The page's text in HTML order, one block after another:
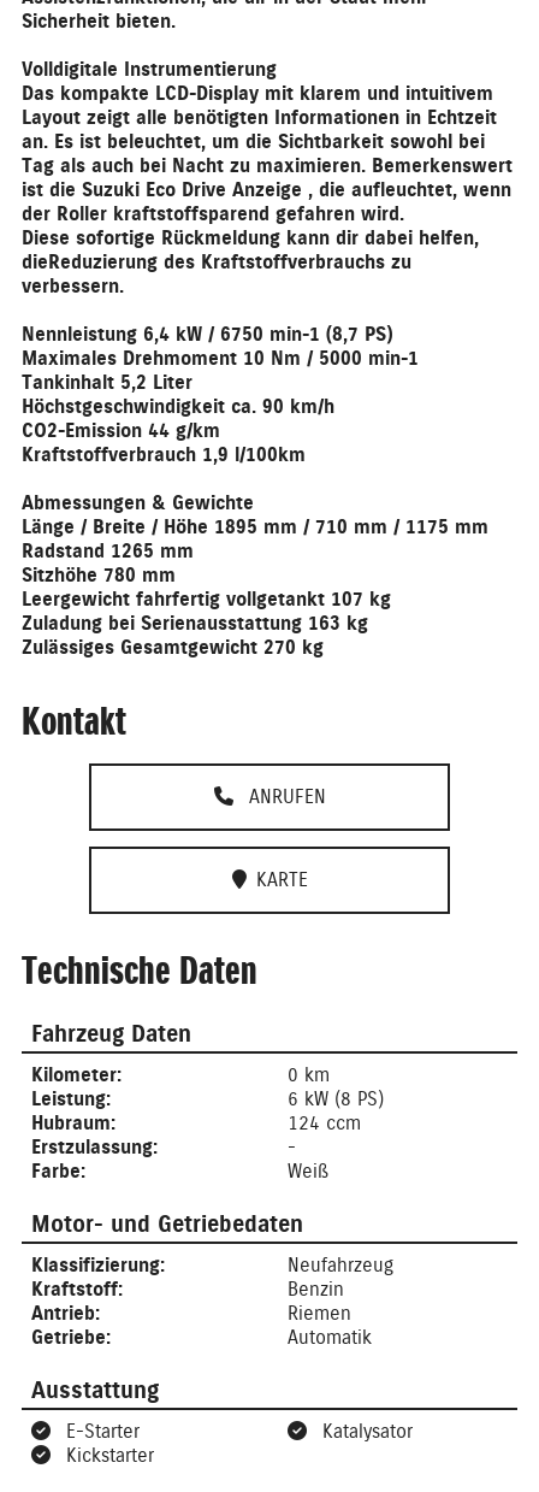
Sicherheit bieten.
Volldigitale Instrumentierung
Das kompakte LCD-Display mit klarem und intuitivem
Layout zeigt alle benötigten Informationen in Echtzeit
an. Es ist beleuchtet, um die Sichtbarkeit sowohl bei
Tag als auch bei Nacht zu maximieren. Bemerkenswert
ist die Suzuki Eco Drive Anzeige , die aufleuchtet, wenn
der Roller kraftstoffsparend gefahren wird.
Diese sofortige Rückmeldung kann dir dabei helfen,
dieReduzierung des Kraftstoffverbrauchs zu
verbessern.
Nennleistung 6,4 kW / 6750 min-1 (8,7 PS)
Maximales Drehmoment 10 Nm / 5000 min-1
Tankinhalt 5,2 Liter
Höchstgeschwindigkeit ca. 90 km/h
CO2-Emission 44 g/km
Kraftstoffverbrauch 1,9 l/100km
Abmessungen & Gewichte
Länge / Breite / Höhe 1895 mm / 710 mm / 1175 mm
Radstand 1265 mm
Sitzhöhe 780 mm
Leergewicht fahrfertig vollgetankt 107 kg
Zuladung bei Serienausstattung 163 kg
Zulässiges Gesamtgewicht 270 kg
Kontakt
ANRUFEN
KARTE
Technische Daten
Fahrzeug Daten
Kilometer:
0 km
Leistung:
6 kW (8 PS)
Hubraum:
124 ccm
Erstzulassung:
-
Farbe:
Weiß
Motor- und Getriebedaten
Klassifizierung:
Neufahrzeug
Kraftstoff:
Benzin
Antrieb:
Riemen
Getriebe:
Automatik
Ausstattung
E-Starter
Katalysator
Kickstarter